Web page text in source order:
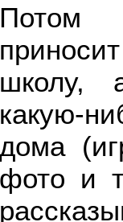
школу,
какую-
дома
фото и